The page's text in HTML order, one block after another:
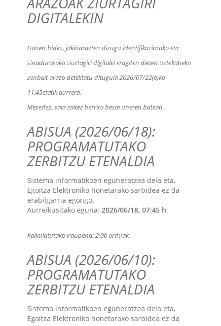
DIGITALEKIN
Honen bidez, jakinarazten dizugu identifikaziorako eta
sinadurarako ziurtagiri digitalei eragiten dieten ustekabeko
zenbait arazo detektatu ditugula 2026/07/22(e)ko
11:45etatik aurrera.
Mesedez, saia zaitez berriro beste uneren batean.
ABISUA (2026/06/18):
PROGRAMATUTAKO
ZERBITZU ETENALDIA
Sistema informatikoen eguneratzea dela eta,
Egoitza Elektroniko honetarako sarbidea ez da
erabilgarria egongo.
Aurreikusitako eguna: 2026/06/18, 07:45 h.
Kalkulatutako iraupena:2:00 orduak.
ABISUA (2026/06/10):
PROGRAMATUTAKO
ZERBITZU ETENALDIA
Sistema informatikoen eguneratzea dela eta,
Egoitza Elektroniko honetarako sarbidea ez da